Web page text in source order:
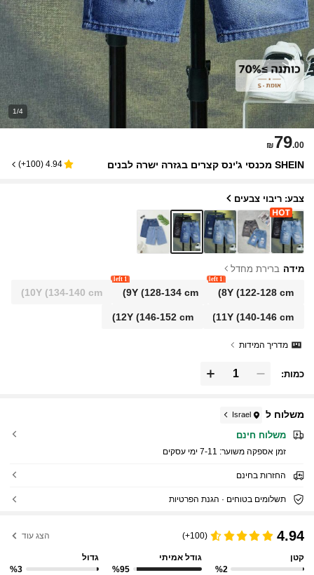
1/4
₪79.00
SHEIN מכנסי ג'ינס קצרים בגזרה ישרה לבנים 4.94
(
100+
)
צבע: ריבוי צבעים
מידה ברירת מחדל
8Y (122-128 cm)
1 left
9Y(128-134 cm)
1 left
10Y (134-140 cm)
11Y (140-146 cm)
12Y(146-152 cm)
מדריך המידות
כמות:
משלוח ל Israel
משלוח חינם
זמן אספקה ​​משוער: 7-11 ימי עסקים
החזרות בחינם
תשלומים בטוחים · הגנת הפרטיות
4.94
(100+) הצג עוד
קטן
%2
גודל אמיתי
%95
גדול
%3